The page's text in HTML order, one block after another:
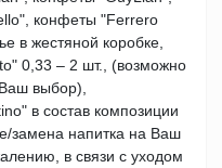
конфеты "Ferrero
в жестяной коробке,
0,33 – 2 шт., (возможно
выбор),
в состав композиции
замена напитка на Ваш
в связи с уходом